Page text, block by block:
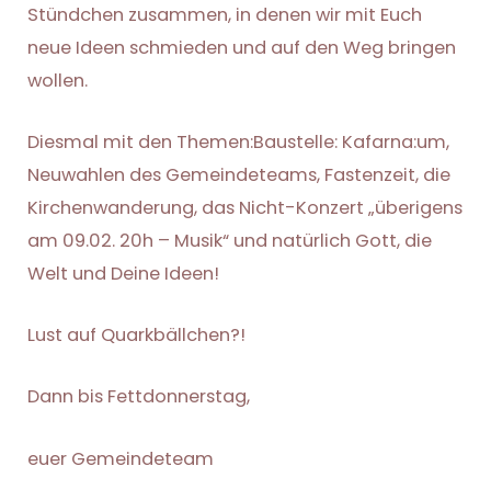
Stündchen zusammen, in denen wir mit Euch
neue Ideen schmieden und auf den Weg bringen
wollen.
Diesmal mit den Themen:Baustelle: Kafarna:um,
Neuwahlen des Gemeindeteams, Fastenzeit, die
Kirchenwanderung, das Nicht-Konzert „überigens
am 09.02. 20h – Musik“ und natürlich Gott, die
Welt und Deine Ideen!
Lust auf Quarkbällchen?!
Dann bis Fettdonnerstag,
euer Gemeindeteam